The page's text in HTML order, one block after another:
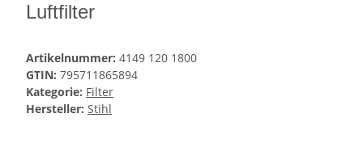
Luftfilter
Artikelnummer: 4149 120 1800
GTIN: 795711865894
Kategorie: Filter
Hersteller: Stihl